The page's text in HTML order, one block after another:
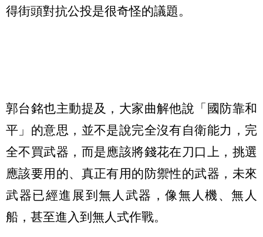
得街頭對抗公投是很奇怪的議題。
郭台銘也主動提及，大家曲解他說「國防靠和
平」的意思，並不是說完全沒有自衛能力，完
全不買武器，而是應該將錢花在刀口上，挑選
應該要用的、真正有用的防禦性的武器，未來
武器已經進展到無人武器，像無人機、無人
船，甚至進入到無人式作戰。